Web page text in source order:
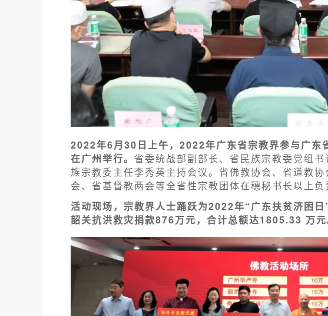
2022年6月30日上午，2022年广东省宗教界参与广东
在广州举行。 省委统战部副部长、省民族宗教委党组
族宗教委主任李秀英主持会议。省佛教协会、省道教
会、省基督教两会等全省性宗教团体在穗秘书长以上负
活动现场，宗教界人士踊跃为2022年“广东扶贫济困
韶关抗洪救灾捐款876万元，合计总额达1805.33 万元